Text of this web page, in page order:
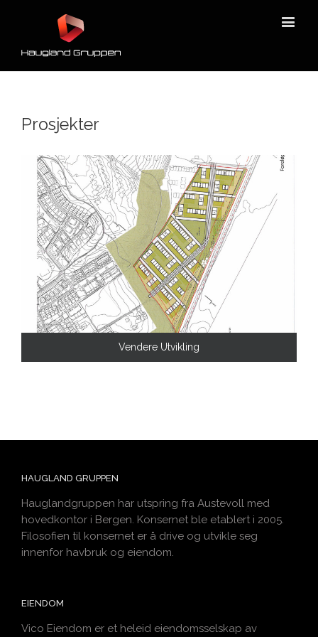
Prosjekter
Vendere Utvikling
HAUGLAND GRUPPEN
Hauglandgruppen har utspring fra Austevoll med
hovedkontor i Bergen. Konsernet ble etablert i 2005.
Filosofien til konsernet er å drive og utvikle seg
innenfor havbruk og eiendom.
EIENDOM
Vico Eiendom er et heleid eiendomsselskap av